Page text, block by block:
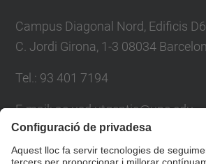
Campus Diagonal Nord, Edificis
C. Jordi Girona, 1-3 08034
Tel.: 93 401 7194
E-mail: ac.usd.utgcntic@upc.edu